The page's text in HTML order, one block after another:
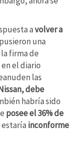
avolver a
una
firma de
el diario
las
debe
habría sido
posee el 36% de
inconforme